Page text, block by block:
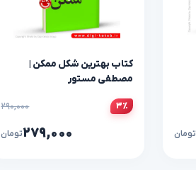
تومان
کتاب بهترین شکل ممکن |
مصطفی مستور
۳٪ ۲۹۰,۰۰۰
۲۷۹,۰۰۰تومان